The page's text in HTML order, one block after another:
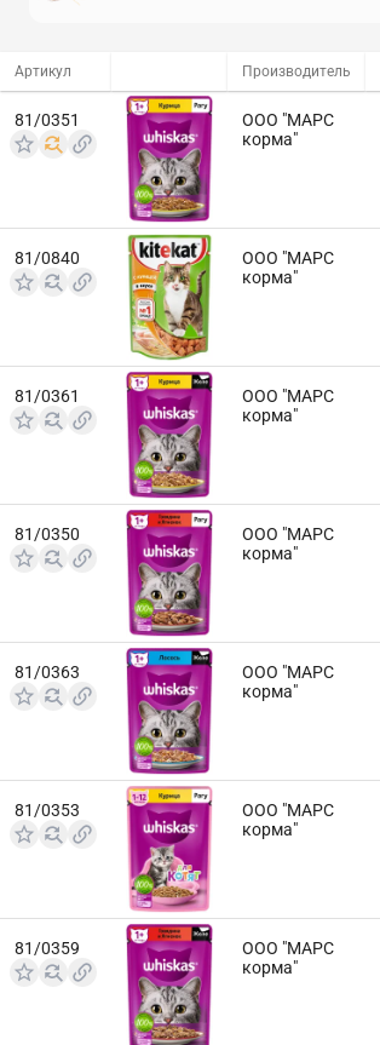
Артикул Производитель
81/0351
ООО "МАРС
корма"
81/0840
ООО "МАРС
корма"
81/0361
ООО "МАРС
корма"
81/0350
ООО "МАРС
корма"
81/0363
ООО "МАРС
корма"
81/0353
ООО "МАРС
корма"
81/0359
ООО "МАРС
корма"